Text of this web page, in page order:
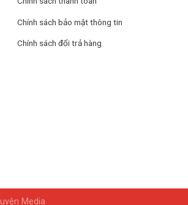
Chính sách bảo mật thông tin
Chính sách đổi trả hàng
Media